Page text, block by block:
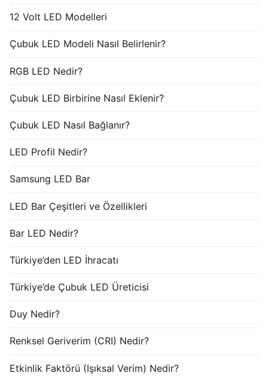
12 Volt LED Modelleri
Çubuk LED Modeli Nasıl Belirlenir?
RGB LED Nedir?
Çubuk LED Birbirine Nasıl Eklenir?
Çubuk LED Nasıl Bağlanır?
LED Profil Nedir?
Samsung LED Bar
LED Bar Çeşitleri ve Özellikleri
Bar LED Nedir?
Türkiye’den LED İhracatı
Türkiye’de Çubuk LED Üreticisi
Duy Nedir?
Renksel Geriverim (CRI) Nedir?
Etkinlik Faktörü (Işıksal Verim) Nedir?